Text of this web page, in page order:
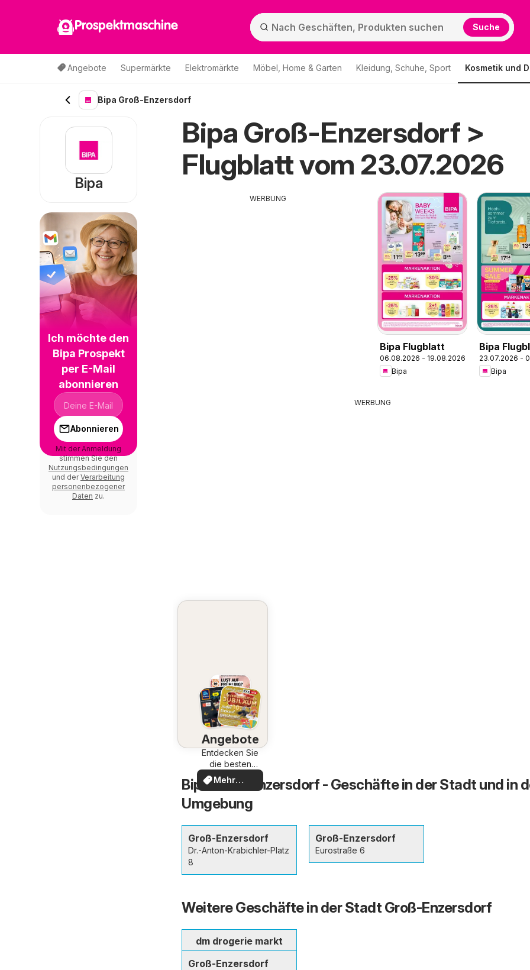
Prospektmaschine Suche
Angebote Supermärkte Elektromärkte Möbel, Home & Garten Kleidung, Schuhe, Sport Kosmetik und
Bipa Groß-Enzersdorf
Bipa Groß-Enzersdorf >
Flugblatt vom 23.07.2026
WERBUNG
Bipa Flugblatt
06.08.2026 - 19.08.2026
Bipa
Bipa
23.07.2026 -
Bipa
WERBUNG
Angebote
Entdecken Sie
die besten
Angebote
Mehr
entdecken
Bipa Groß-Enzersdorf - Geschäfte in der Stadt und in
Umgebung
Groß-Enzersdorf
Dr.-Anton-Krabichler-Platz
8
Groß-Enzersdorf
Eurostraße 6
Weitere Geschäfte in der Stadt Groß-Enzersdorf
dm drogerie markt
Groß-Enzersdorf
Bipa
Ich möchte den
Bipa Prospekt
per E-Mail
abonnieren
Abonnieren
Mit der Anmeldung
stimmen Sie den
Nutzungsbedingungen
und derVerarbeitung
personenbezogener
Daten zu.